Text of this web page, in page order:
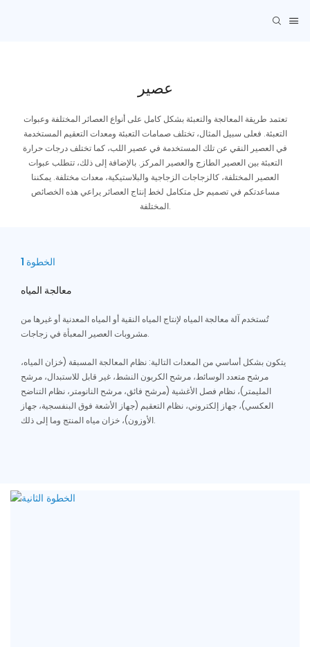
عصير
تعتمد طريقة المعالجة والتعبئة بشكل كامل على أنواع العصائر المختلفة وعبوات
التعبئة. فعلى سبيل المثال، تختلف صمامات التعبئة ومعدات التعقيم المستخدمة
في العصير النقي عن تلك المستخدمة في عصير اللب، كما تختلف درجات حرارة
التعبئة بين العصير الطازج والعصير المركز. بالإضافة إلى ذلك، تتطلب عبوات
العصير المختلفة، كالزجاجات الزجاجية والبلاستيكية، معدات مختلفة. يمكننا
مساعدتكم في تصميم حل متكامل لخط إنتاج العصائر يراعي هذه الخصائص
المختلفة.
الخطوة 1
معالجة المياه
تُستخدم آلة معالجة المياه لإنتاج المياه النقية أو المياه المعدنية أو غيرها من
مشروبات العصير المعبأة في زجاجات.
يتكون بشكل أساسي من المعدات التالية: نظام المعالجة المسبقة (خزان المياه،
مرشح متعدد الوسائط، مرشح الكربون النشط، غير قابل للاستبدال، مرشح
المليمتر)، نظام فصل الأغشية (مرشح فائق، مرشح النانومتر، نظام التناضح
العكسي)، جهاز إلكتروني، نظام التعقيم (جهاز الأشعة فوق البنفسجية، جهاز
الأوزون)، خزان مياه المنتج وما إلى ذلك.